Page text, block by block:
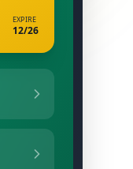
EXPIRE
12/26